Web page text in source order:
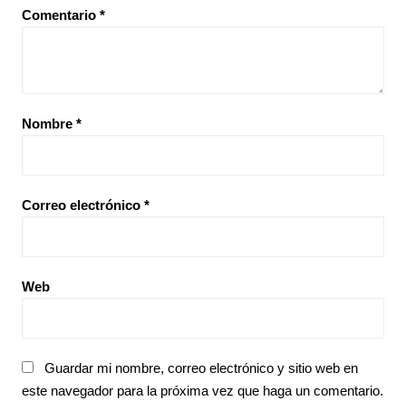
Comentario *
Nombre *
Correo electrónico *
Web
Guardar mi nombre, correo electrónico y sitio web en
este navegador para la próxima vez que haga un comentario.